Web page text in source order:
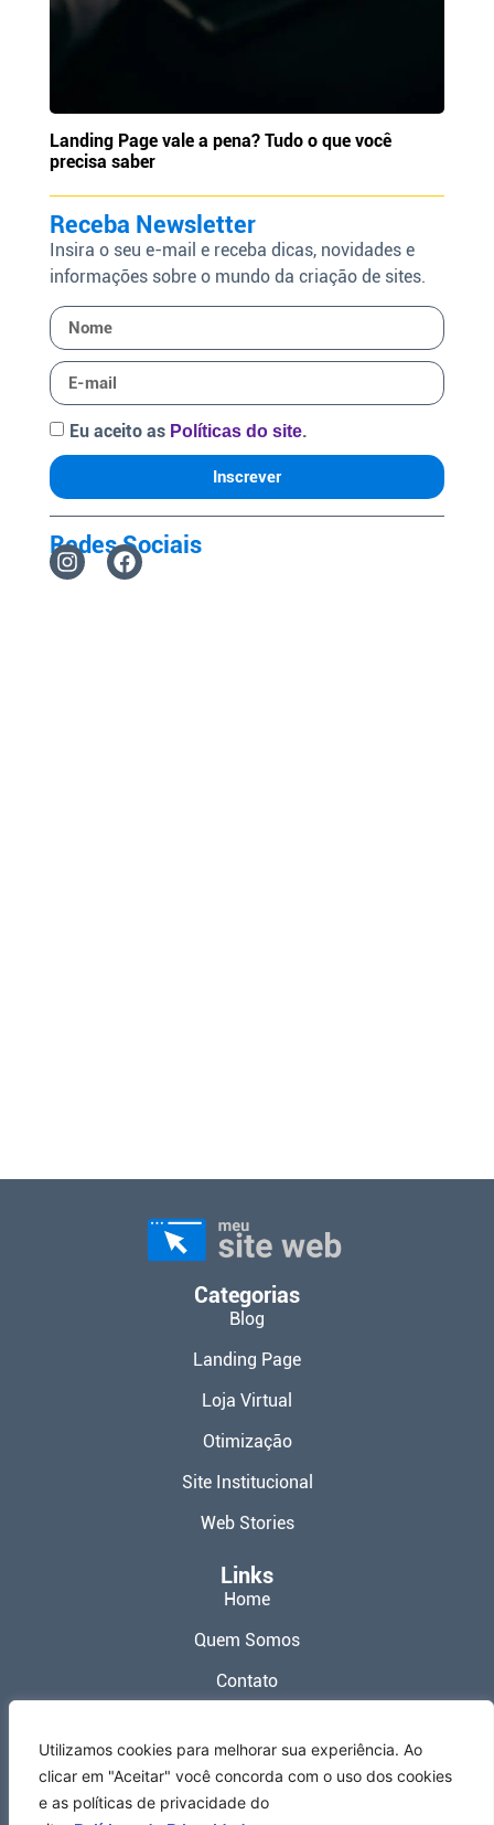
Utilizamos cookies para melhorar sua experiência. Ao
clicar em "Aceitar" você concorda com o uso dos cookies
e as políticas de privacidade do
Landing Page vale a pena? Tudo o que você
precisa saber
Receba Newsletter
Insira o seu e-mail e receba dicas, novidades e
informações sobre o mundo da criação de sites.
Eu aceito as Políticas do site.
Inscrever
Redes Sociais
Categorias
Blog
Landing Page
Loja Virtual
Otimização
Site Institucional
Web Stories
Links
Home
Quem Somos
Contato
Termos de Uso
Redes Sociais